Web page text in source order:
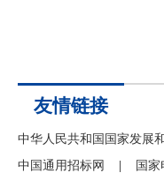
友情链接
中华人民共和国国家发展
中国通用招标网
国